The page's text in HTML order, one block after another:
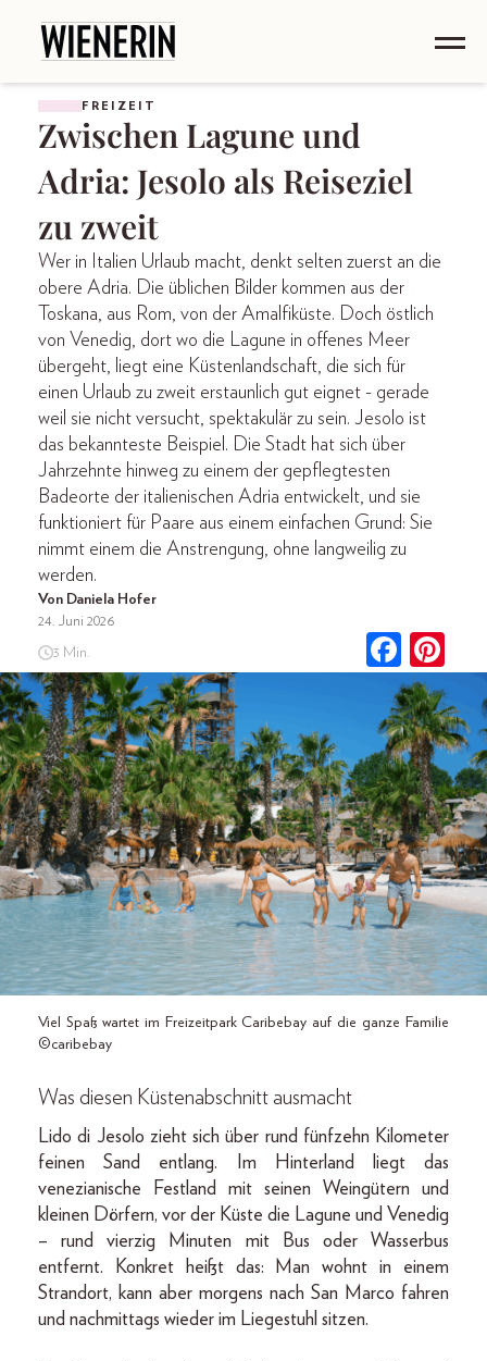
FREIZEIT
Zwischen Lagune und
Adria: Jesolo als Reiseziel
zu zweit
Wer in Italien Urlaub macht, denkt selten zuerst an die
obere Adria. Die üblichen Bilder kommen aus der
Toskana, aus Rom, von der Amalfiküste. Doch östlich
von Venedig, dort wo die Lagune in offenes Meer
übergeht, liegt eine Küstenlandschaft, die sich für
einen Urlaub zu zweit erstaunlich gut eignet - gerade
weil sie nicht versucht, spektakulär zu sein. Jesolo ist
das bekannteste Beispiel. Die Stadt hat sich über
Jahrzehnte hinweg zu einem der gepflegtesten
Badeorte der italienischen Adria entwickelt, und sie
funktioniert für Paare aus einem einfachen Grund: Sie
nimmt einem die Anstrengung, ohne langweilig zu
werden.
Von Daniela Hofer
24. Juni 2026
3 Min.
Viel Spaß wartet im Freizeitpark Caribebay auf die ganze Familie
©caribebay
Was diesen Küstenabschnitt ausmacht
Lido di Jesolo zieht sich über rund fünfzehn Kilometer
feinen Sand entlang. Im Hinterland liegt das
venezianische Festland mit seinen Weingütern und
kleinen Dörfern, vor der Küste die Lagune und Venedig
– rund vierzig Minuten mit Bus oder Wasserbus
entfernt. Konkret heißt das: Man wohnt in einem
Strandort, kann aber morgens nach San Marco fahren
und nachmittags wieder im Liegestuhl sitzen.